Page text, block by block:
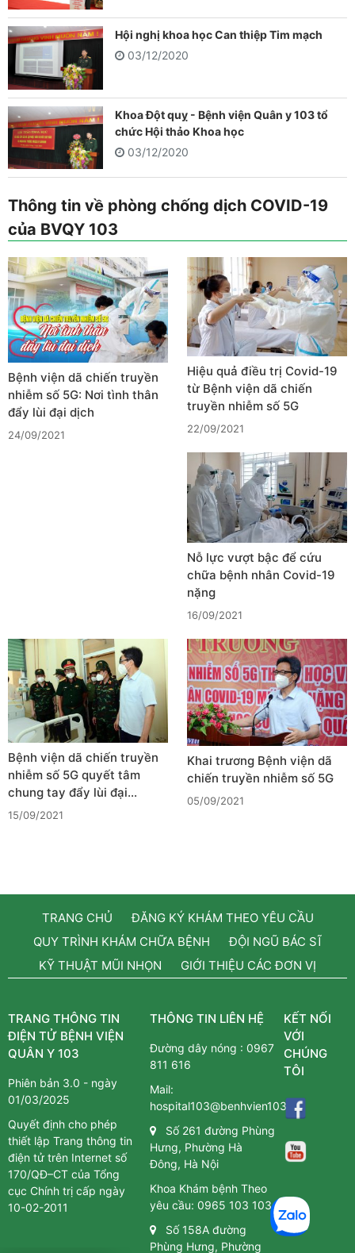
Hội nghị khoa học Can thiệp Tim mạch
03/12/2020
Khoa Đột quỵ - Bệnh viện Quân y 103 tổ
chức Hội thảo Khoa học
03/12/2020
Thông tin về phòng chống dịch COVID-19
của BVQY 103
Bệnh viện dã chiến truyền
nhiễm số 5G: Nơi tình thân
đẩy lùi đại dịch
24/09/2021
Hiệu quả điều trị Covid-19
từ Bệnh viện dã chiến
truyền nhiễm số 5G
22/09/2021
Nỗ lực vượt bậc để cứu
chữa bệnh nhân Covid-19
nặng
16/09/2021
Bệnh viện dã chiến truyền
nhiễm số 5G quyết tâm
chung tay đẩy lùi đại…
15/09/2021
Khai trương Bệnh viện dã
chiến truyền nhiễm số 5G
05/09/2021
TRANG CHỦ
ĐĂNG KÝ KHÁM THEO YÊU CẦU
QUY TRÌNH KHÁM CHỮA BỆNH
ĐỘI NGŨ BÁC SĨ
KỸ THUẬT MŨI NHỌN
GIỚI THIỆU CÁC ĐƠN VỊ
TRANG THÔNG TIN
ĐIỆN TỬ BỆNH VIỆN
QUÂN Y 103
Phiên bản 3.0 - ngày
01/03/2025
Quyết định cho phép
thiết lập Trang thông tin
điện tử trên Internet số
170/QĐ–CT của Tổng
cục Chính trị cấp ngày
10-02-2011
THÔNG TIN LIÊN HỆ
Đường dây nóng :0967
811 616
Mail:
hospital103@benhvien103.vn
Số 261 đường Phùng
Hưng, Phường Hà
Đông, Hà Nội
Khoa Khám bệnh Theo
yêu cầu:0965 103 103
Số 158A đường
Phùng Hưng, Phường
KẾT NỐI
VỚI
CHÚNG
TÔI